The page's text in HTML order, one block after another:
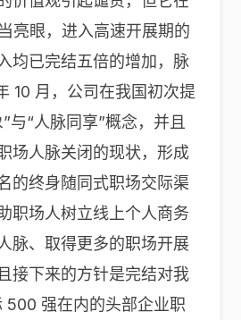
亮眼，进入高速开展期的
均已完结五倍的增加，脉
10 月，公司在我国初次提
与“人脉同享”概念，并且
场人脉关闭的现状，形成
的终身随同式职场交际渠
职场人树立线上个人商务
脉、取得更多的职场开展
接下来的方针是完结对我
500 强在内的头部企业职